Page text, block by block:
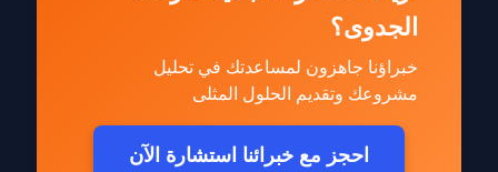
الجدوى؟
خبراؤنا جاهزون لمساعدتك في تحليل
مشروعك وتقديم الحلول المثلى
احجز مع خبرائنا استشارة الآن